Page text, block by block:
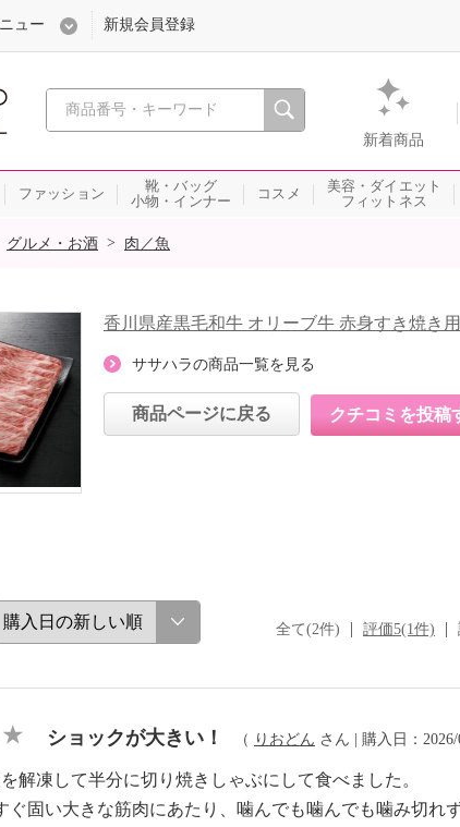
心おどる、瞬間を。通販・テレビショッピングのショップチャンネル
新着商品
ュー 新規会員登録
ファッション
靴・バッグ
小物・インナー
コスメ
美容・ダイエット
フィットネス
グルメ・お酒 > 肉／魚
香川県産黒毛和牛 オリーブ牛 赤身すき焼き用
ササハラの商品一覧を見る
商品ページに戻る クチコミを投稿
全て(2件) 評価5(1件)
ショックが大きい！ （ りおどん さん | 購入日：2026/
解凍して半分に切り焼きしゃぶにして食べました。
ぐ固い大きな筋肉にあたり、噛んでも噛んでも噛み切